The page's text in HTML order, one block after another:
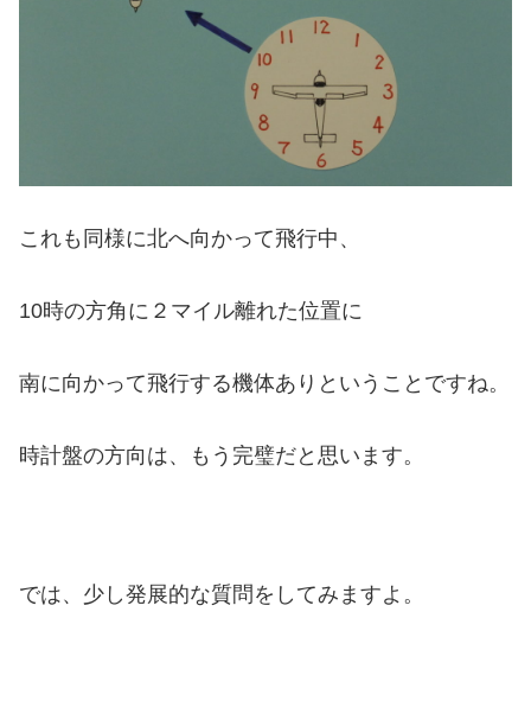
これも同様に北へ向かって飛行中、
10時の方角に２マイル離れた位置に
南に向かって飛行する機体ありということですね。
時計盤の方向は、もう完璧だと思います。
では、少し発展的な質問をしてみますよ。